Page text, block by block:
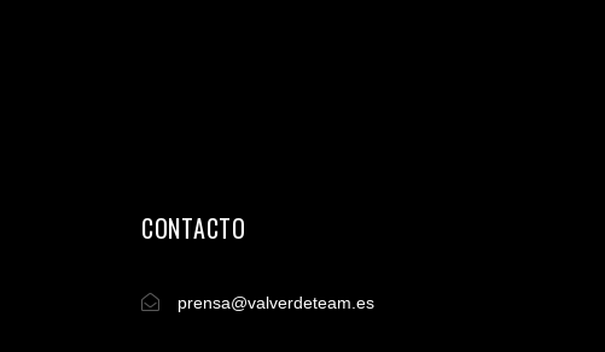
CONTACTO
prensa@valverdeteam.es